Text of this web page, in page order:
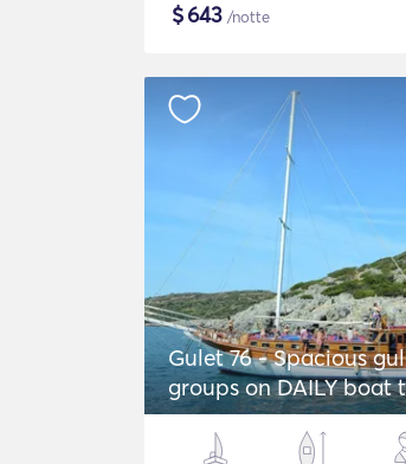
$643 /notte
Gulet 76 - Spacious
groups on DAILY boat